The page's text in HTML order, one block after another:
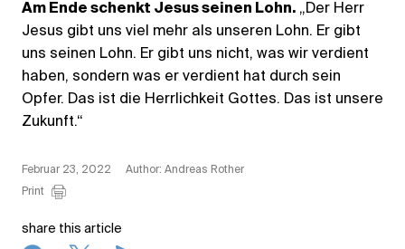
Am Ende schenkt Jesus seinen Lohn. „Der Herr
Jesus gibt uns viel mehr als unseren Lohn. Er gibt
uns seinen Lohn. Er gibt uns nicht, was wir verdient
haben, sondern was er verdient hat durch sein
Opfer. Das ist die Herrlichkeit Gottes. Das ist unsere
Zukunft.“
Februar 23, 2022
Author: Andreas Rother
Print
share this article